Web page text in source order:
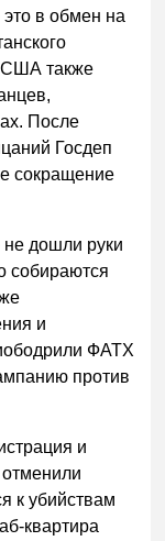
в обмен на
США также
После
Госдеп
сокращение
дошли руки
собираются
и
ФАТХ
против
и
к убийствам
квартира